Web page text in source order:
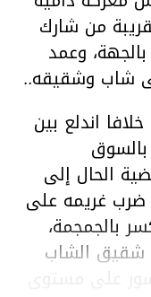
من شارك
وعمد
شاب وشقيقه..
اندلع بين
الحال إلى
غريمه على
بالجمجمة،
شقيق الشاب
على مستوى